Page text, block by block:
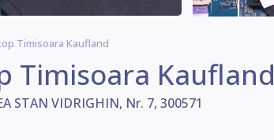
Timisoara Kaufland
Timisoara Kaufland
STAN VIDRIGHIN, Nr. 7, 300571